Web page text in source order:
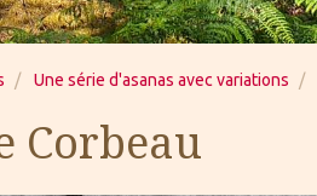
Une série d'asanas avec variations
Corbeau